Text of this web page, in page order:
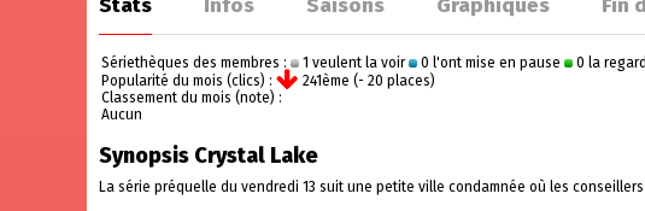
Stats Infos Saisons Graphiques Fin
Sériethèques des membres : 1 veulent la voir 0 l'ont mise en pause 0 la
Popularité du mois (clics) :
241ème (- 20 places)
Classement du mois (note) :
Aucun
Synopsis Crystal Lake
La série préquelle du vendredi 13 suit une petite ville condamnée où les